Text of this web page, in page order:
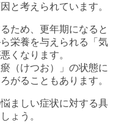
と考えられています。
ため、更年期になると
栄養を与えられる「気
くなります。
（けつお）」の状態に
がることもあります。
ましい症状に対する具
ょう。